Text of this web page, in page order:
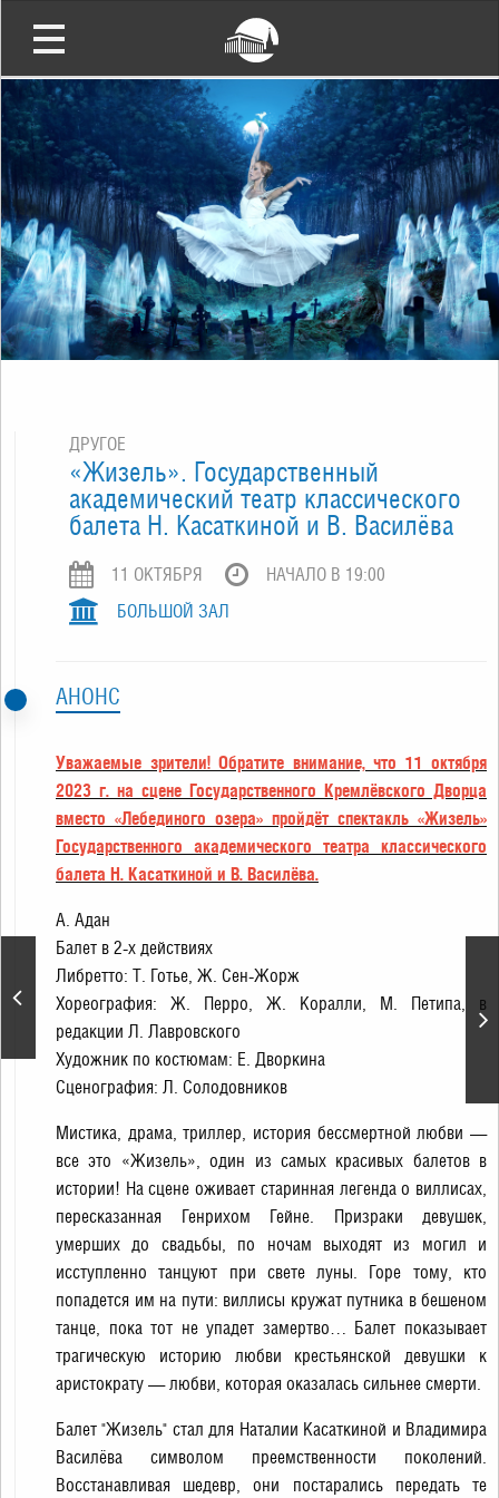
Юридический форум для
практиков
ДРУГОЕ
«Жизель». Государственный
академический театр классического
балета Н. Касаткиной и В. Василёва
11 ОКТЯБРЯ
НАЧАЛО В 19:00
БОЛЬШОЙ ЗАЛ
АНОНС
Уважаемые зрители! Обратите внимание, что 11 октября
2023 г. на сцене Государственного Кремлёвского Дворца
вместо «Лебединого озера» пройдёт спектакль «Жизель»
Государственного академического театра классического
балета Н. Касаткиной и В. Василёва.
А. Адан
Балет в 2-х действиях
Либpетто: Т. Готье, Ж. Сен-Жоpж
Хореография: Ж. Пеppо, Ж. Коpалли, М. Петипа, в
редакции Л. Лавpовского
Художник по костюмам: Е. Двоpкина
Сценография: Л. Солодовников
Мистика, драма, триллер, история бессмертной любви —
все это «Жизель», один из самых красивых балетов в
истории! На сцене оживает старинная легенда о виллисах,
пересказанная Генрихом Гейне. Призраки девушек,
умерших до свадьбы, по ночам выходят из могил и
исступленно танцуют при свете луны. Горе тому, кто
попадется им на пути: виллисы кружат путника в бешеном
танце, пока тот не упадет замертво… Балет показывает
трагическую историю любви крестьянской девушки к
аристократу — любви, которая оказалась сильнее смерти.
Балет "Жизель" стал для Наталии Касаткиной и Владимира
Василёва символом преемственности поколений.
Восстанавливая шедевр, они постарались передать те